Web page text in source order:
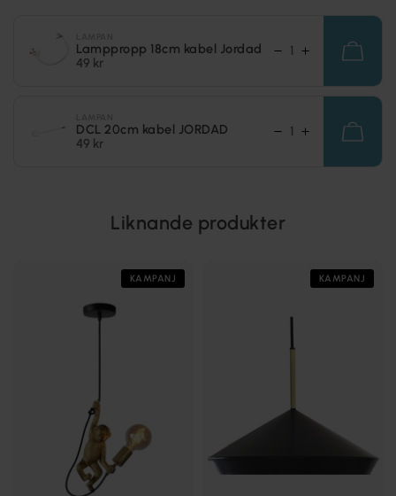
Lamppropp 18cm kabel Jordad
49 kr
DCL 20cm kabel JORDAD
49 kr
Liknande produkter
KAMPANJ KAMPANJ